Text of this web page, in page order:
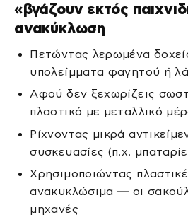
«βγάζουν εκτός
ανακύκλωση
Πετώντας λερωμένα
υπολείμματα φαγητού ή
Αφού δεν ξεχωρίζεις
πλαστικό με μεταλλικό
Ρίχνοντας μικρά
συσκευασίες (π.χ.
Χρησιμοποιώντας
ανακυκλώσιμα — οι
μηχανές